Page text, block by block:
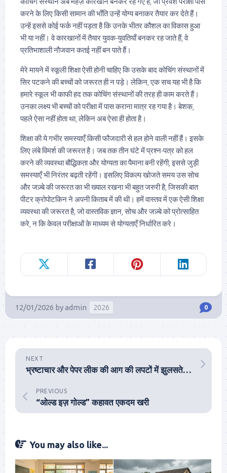
करने के लिए किसी सामान की भाँति उन्हें योग्य बनाकर तैयार कर देते हैं।
उन्हें इससे कोई फर्क नहीं पड़ता है कि उनके भीतर कौशल का विकास हुआ
भी या नहीं। वे कारखानों में तैयार युवक-युवतियाँ बनकर रह जाते हैं, वे
प्रतिभाशाली नौजवान कतई नहीं बन पाते हैं।
मेरे मायने में स्कूली शिक्षा ऐसी होनी चाहिए कि उसके बाद कोचिंग संस्थानों में
सिर पटकने की बच्चों को जरूरत ही न पड़े। लेकिन, एक सच यह भी है कि
हमारे स्कूल भी काफी हद तक कोचिंग संस्थानों की तरह ही काम करते हैं।
उनका लक्ष्य भी बच्चों को परीक्षा में पास कराना मात्र रह गया है। बेशक,
पहले ऐसा नहीं होता था, लेकिन अब ऐसा ही होता है।
शिक्षा की ये गभीर समस्याएँ किसी फौजदारी से हल होने वाली नहीं हैं। इसके
लिए लंबे विमर्श की जरूरत है। जब तक तीन घंटे में प्रश्न-पत्र को हल
करने की व्यवस्था बौद्धिकता और योग्यता का पैमाना बनी रहेंगी, इससे जुड़ी
समस्याएँ भी निरंतर बढ़ती रहेंगी। इसलिए विकल्प खोजते समय उस सोच
और जज़्बे की जरूरत का भी ख्याल रखना भी बहुत जरुरी है, जिसकी बात
पीटर क्रोपोटकिन ने अपनी किताब में की थी। हमें वास्तव में एक ऐसी शिक्षा
व्यवस्था की जरूरत है, जो वास्तविक ज्ञान, सोच और जज़्बे को प्रोत्साहित
करे, न कि केवल परीक्षाओं के माध्यम से योग्यताएँ निर्धारित करे।
12/01/2026 byadmin 2026 0
NEXT
भ्रष्टाचार और पेपर लीक की आग की लपटों में झुलसते छात्र
PREVIOUS
“ओल्ड इज़ गोल्ड” कहावत एकदम खरी
You may also like...